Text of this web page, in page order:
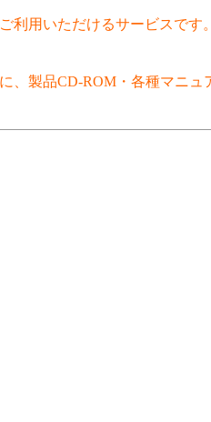
用いただけるサービスです。
製品CD-ROM・各種マニ